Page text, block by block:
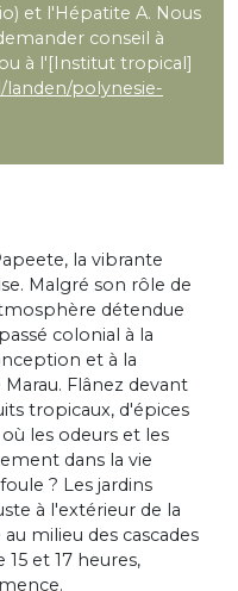
et l'Hépatite A. Nous
conseil à
à l'[Institut tropical]
polynesie-
la vibrante
Malgré son rôle de
détendue
colonial à la
et à la
Flânez devant
tropicaux, d'épices
les odeurs et les
dans la vie
? Les jardins
à l'extérieur de la
milieu des cascades
et 17 heures,